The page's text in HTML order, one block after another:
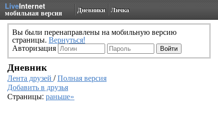
LiveInternet
мобильная версия Дневники Личка
Вы были перенаправлены на мобильную версию
страницы. Вернуться!
Авторизация
Дневник
Лента друзей /Полная версия
Добавить в друзья
Страницы: раньше»